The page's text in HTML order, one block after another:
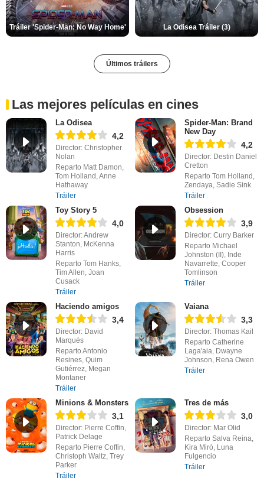
Tráiler 'Spider-Man: No Way Home' La Odisea Tráiler (3)
Últimos tráilers
Las mejores películas en cines
La Odisea
4,2
Director: Christopher
Nolan
Reparto Matt Damon,
Tom Holland, Anne
Hathaway
Tráiler
Spider-Man: Brand
New Day
4,2
Director: Destin Daniel
Cretton
Reparto Tom Holland,
Zendaya, Sadie Sink
Tráiler
Toy Story 5
4,0
Director: Andrew
Stanton, McKenna
Harris
Reparto Tom Hanks,
Tim Allen, Joan
Cusack
Tráiler
Obsession
3,9
Director: Curry Barker
Reparto Michael
Johnston (II), Inde
Navarrette, Cooper
Tomlinson
Tráiler
Haciendo amigos
3,4
Director: David
Marqués
Reparto Antonio
Resines, Quim
Gutiérrez, Megan
Montaner
Tráiler
Vaiana
3,3
Director: Thomas Kail
Reparto Catherine
Laga'aia, Dwayne
Johnson, Rena Owen
Tráiler
Minions & Monsters
3,1
Director: Pierre Coffin,
Patrick Delage
Reparto Pierre Coffin,
Christoph Waltz, Trey
Parker
Tráiler
Tres de más
3,0
Director: Mar Olid
Reparto Salva Reina,
Kira Miró, Luna
Fulgencio
Tráiler